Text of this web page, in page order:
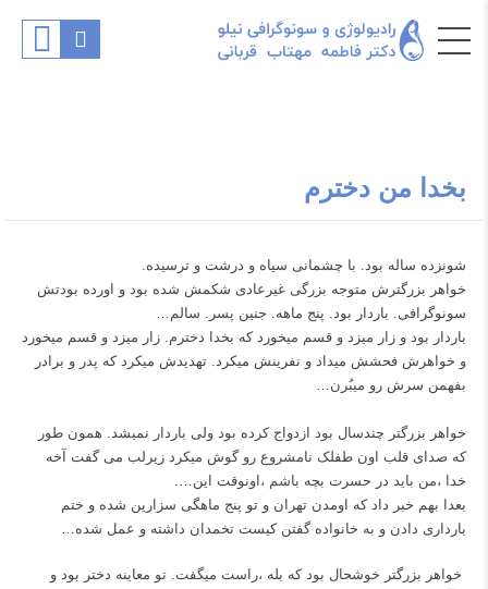
بخدا من دخترم
شونزده ساله بود. با چشمانی سیاه و درشت و ترسیده.
خواهر بزرگترش متوجه بزرگی غیرعادی شکمش شده بود و اورده بودتش
سونوگرافی. باردار بود. پنج ماهه. جنین پسر. سالم…
باردار بود و زار میزد و قسم میخورد که بخدا دخترم. زار میزد و قسم میخورد
و خواهرش فحشش میداد و نفرینش میکرد. تهدیدش میکرد که پدر و برادر
بفهمن سرش رو میبُرن…
خواهر بزرگتر چندسال بود ازدواج کرده بود ولی باردار نمیشد. همون طور
که صدای قلب اون طفلک نامشروع رو گوش میکرد زیرلب می گفت آخه
خدا ،من باید در حسرت بچه باشم ،اونوقت این….
بعدا بهم خبر داد که اومدن تهران و تو پنج ماهگی سزارین شده و ختم
بارداری دادن و به خانواده گفتن کیست تخمدان داشته و عمل شده…
‌ خواهر بزرگتر خوشحال بود که بله ،راست میگفت. تو معاینه دختر بود و